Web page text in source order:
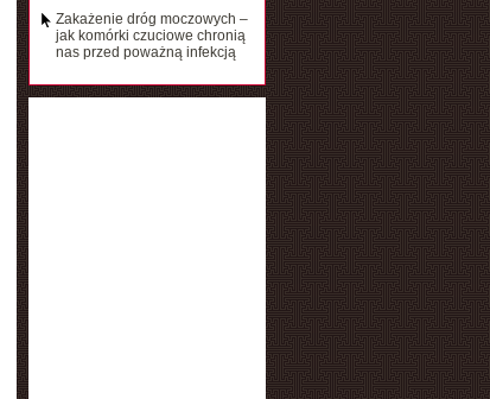
Zakażenie dróg moczowych –
jak komórki czuciowe chronią
nas przed poważną infekcją